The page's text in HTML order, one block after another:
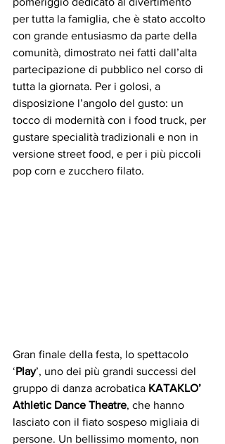
per tutta la famiglia, che è stato accolto
con grande entusiasmo da parte della
comunità, dimostrato nei fatti dall’alta
partecipazione di pubblico nel corso di
tutta la giornata. Per i golosi, a
disposizione l’angolo del gusto: un
tocco di modernità con i food truck, per
gustare specialità tradizionali e non in
versione street food, e per i più piccoli
pop corn e zucchero filato.
Gran finale della festa, lo spettacolo
‘Play’, uno dei più grandi successi del
gruppo di danza acrobatica KATAKLO’
Athletic Dance Theatre, che hanno
lasciato con il fiato sospeso migliaia di
persone. Un bellissimo momento, non